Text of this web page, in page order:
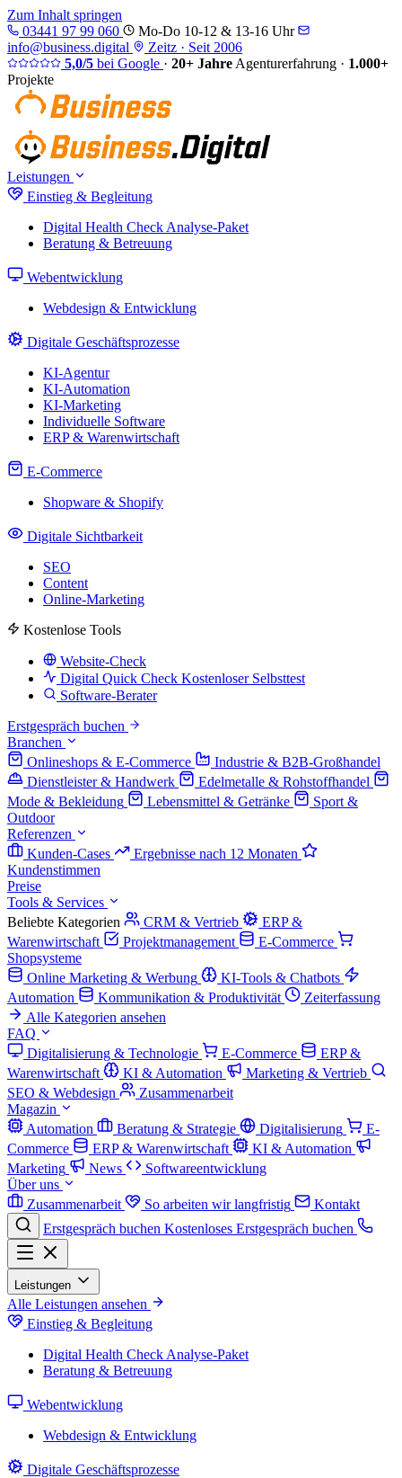
Zum Inhalt springen
03441 97 99 060
Mo-Do 10-12 & 13-16 Uhr
info@business.digital
Zeitz · Seit 2006
5,0/5 bei Google · 20+ Jahre Agenturerfahrung · 1.000+
Projekte
Leistungen
Einstieg & Begleitung
Digital Health Check Analyse-Paket
Beratung & Betreuung
Webentwicklung
Webdesign & Entwicklung
Digitale Geschäftsprozesse
KI-Agentur
KI-Automation
KI-Marketing
Individuelle Software
ERP & Warenwirtschaft
E-Commerce
Shopware & Shopify
Digitale Sichtbarkeit
SEO
Content
Online-Marketing
Kostenlose Tools
Website-Check
Digital Quick Check Kostenloser Selbsttest
Software-Berater
Erstgespräch buchen
Branchen
Onlineshops & E-Commerce
Industrie & B2B-Großhandel
Dienstleister & Handwerk
Edelmetalle & Rohstoffhandel
Mode & Bekleidung
Lebensmittel & Getränke
Sport &
Outdoor
Referenzen
Kunden-Cases
Ergebnisse nach 12 Monaten
Kundenstimmen
Preise
Tools & Services
Beliebte Kategorien
CRM & Vertrieb
ERP &
Warenwirtschaft
Projektmanagement
E-Commerce
Shopsysteme
Online Marketing & Werbung
KI-Tools & Chatbots
Automation
Kommunikation & Produktivität
Zeiterfassung
Alle Kategorien ansehen
FAQ
Digitalisierung & Technologie
E-Commerce
ERP &
Warenwirtschaft
KI & Automation
Marketing & Vertrieb
SEO & Webdesign
Zusammenarbeit
Magazin
Automation
Beratung & Strategie Digitalisierung
E-
Commerce
ERP & Warenwirtschaft
KI & Automation
Marketing
News
Softwareentwicklung
Über uns
Zusammenarbeit
So arbeiten wir langfristig
Kontakt
Erstgespräch buchen Kostenloses Erstgespräch buchen
Leistungen
Alle Leistungen ansehen
Einstieg & Begleitung
Digital Health Check Analyse-Paket
Beratung & Betreuung
Webentwicklung
Webdesign & Entwicklung
Digitale Geschäftsprozesse